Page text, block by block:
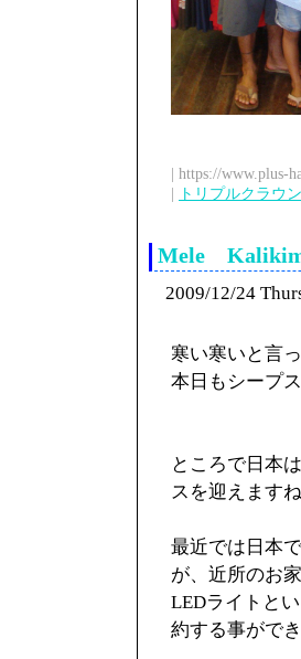
| https://www.plus-
|
トリプルクラウ
Mele
2009/12/24
寒い寒いと言
本日もシープ
ところで日本
スを迎えます
最近では日本
が、近所のお
LEDライトと
約する事がで